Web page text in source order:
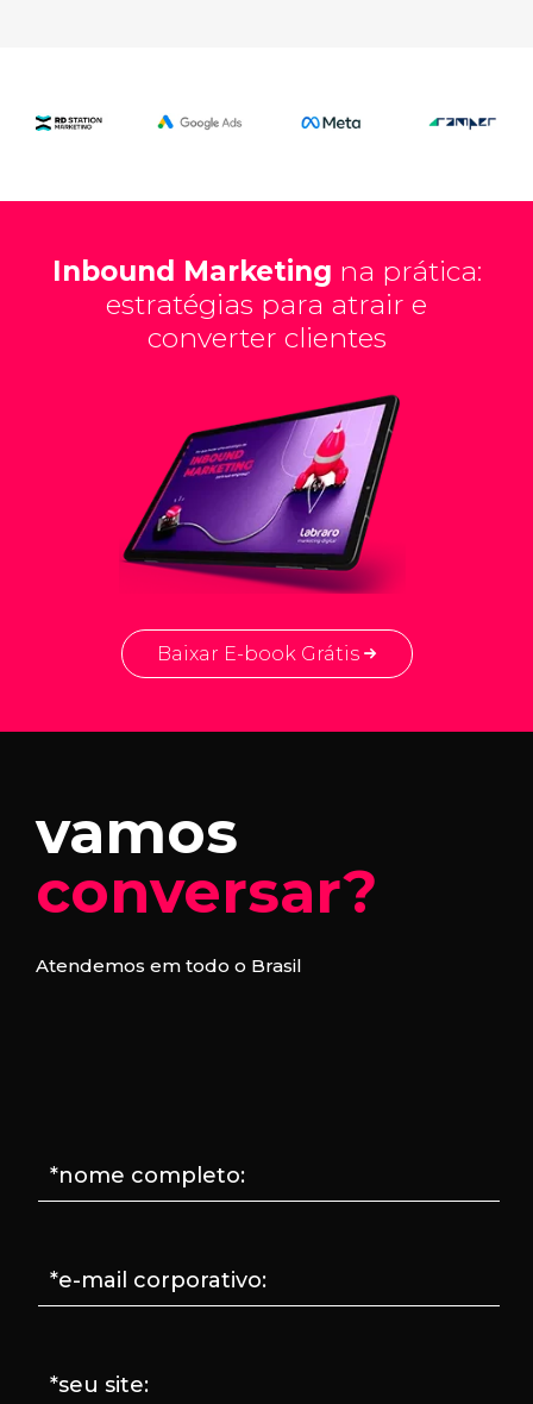
Inbound Marketing na prática:
estratégias para atrair e
converter clientes
Baixar E-book Grátis
vamos
conversar?
Atendemos em todo o Brasil
*nome completo:
*e-mail corporativo:
*seu site: